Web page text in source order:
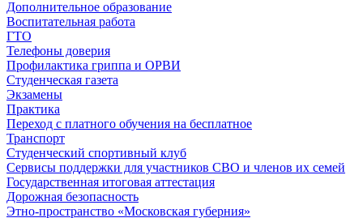
Дополнительное образование
Воспитательная работа
ГТО
Телефоны доверия
Профилактика гриппа и ОРВИ
Cтуденческая газета
Экзамены
Практика
Переход с платного обучения на бесплатное
Транспорт
Студенческий спортивный клуб
Сервисы поддержки для участников СВО и членов их семей
Государственная итоговая аттестация
Дорожная безопасность
Этно-пространство «Московская губерния»